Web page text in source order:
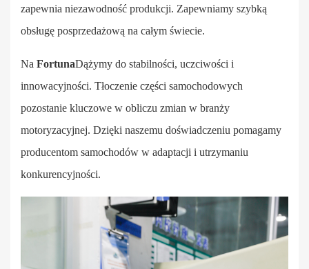
zapewnia niezawodność produkcji. Zapewniamy szybką
obsługę posprzedażową na całym świecie.
Na FortunaDążymy do stabilności, uczciwości i
innowacyjności. Tłoczenie części samochodowych
pozostanie kluczowe w obliczu zmian w branży
motoryzacyjnej. Dzięki naszemu doświadczeniu pomagamy
producentom samochodów w adaptacji i utrzymaniu
konkurencyjności.